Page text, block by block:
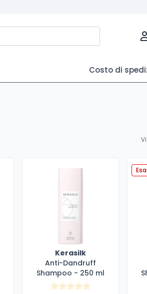
Costo di
Kerasilk
Anti-Dandruff
Shampoo - 250 ml